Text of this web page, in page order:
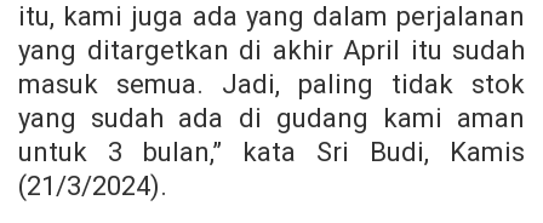
itu, kami juga ada yang dalam perjalanan
yang ditargetkan di akhir April itu sudah
masuk semua. Jadi, paling tidak stok
yang sudah ada di gudang kami aman
untuk 3 bulan,” kata Sri Budi, Kamis
(21/3/2024).